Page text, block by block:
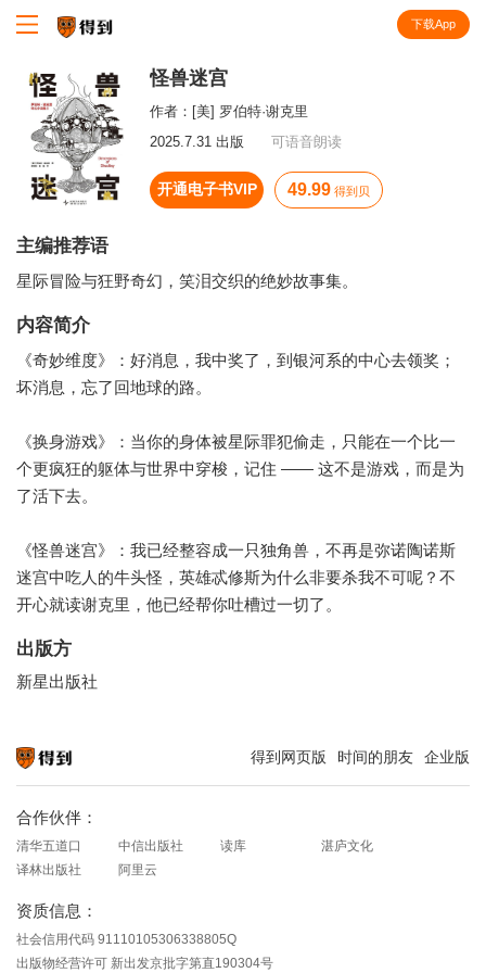
下载App
怪兽迷宫
作者： [美] 罗伯特·谢克里
2025.7.31 出版
可语音朗读
开通电子书VIP 49.99 得到贝
主编推荐语
星际冒险与狂野奇幻，笑泪交织的绝妙故事集。
内容简介
《奇妙维度》：好消息，我中奖了，到银河系的中心去领奖；
坏消息，忘了回地球的路。
《换身游戏》：当你的身体被星际罪犯偷走，只能在一个比一
个更疯狂的躯体与世界中穿梭，记住 —— 这不是游戏，而是为
了活下去。
《怪兽迷宫》：我已经整容成一只独角兽，不再是弥诺陶诺斯
迷宫中吃人的牛头怪，英雄忒修斯为什么非要杀我不可呢？不
开心就读谢克里，他已经帮你吐槽过一切了。
出版方
新星出版社
得到网页版 时间的朋友 企业版
合作伙伴：
清华五道口 中信出版社 读库
湛庐文化
译林出版社
阿里云
资质信息：
社会信用代码 91110105306338805Q
出版物经营许可 新出发京批字第直190304号